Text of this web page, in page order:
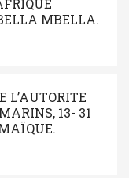
MBELLA.
L’AUTORITE
13- 31